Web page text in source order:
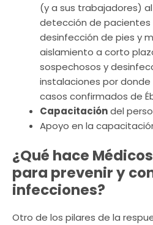
(y a sus trabajadores)
detección de pacientes
desinfección de pies y
aislamiento a corto
sospechosos y
instalaciones por
casos confirmados de
Capacitacióndel
Apoyo en la
¿Qué hace
para prevenir y
infecciones?
Otro de los pilares de la